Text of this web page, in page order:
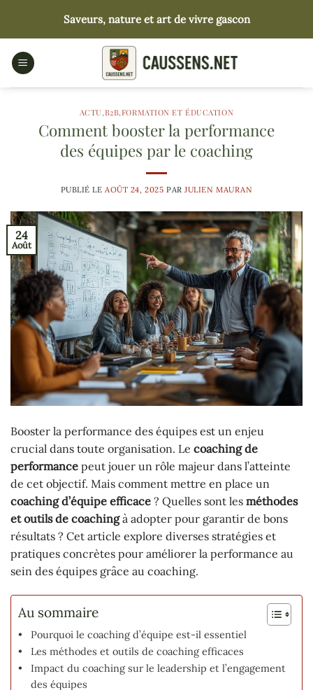
contenu
Saveurs, nature et art de vivre gascon
ACTU,B2B,FORMATION ET ÉDUCATION
Comment booster la performance
des équipes par le coaching
PUBLIÉ LEAOÛT 24, 2025 PAR JULIEN MAURAN
24
Août
Booster la performance des équipes est un enjeu
crucial dans toute organisation. Le coaching de
performance peut jouer un rôle majeur dans l’atteinte
de cet objectif. Mais comment mettre en place un
coaching d’équipe efficace ? Quelles sont les méthodes
et outils de coachingà adopter pour garantir de bons
résultats ? Cet article explore diverses stratégies et
pratiques concrètes pour améliorer la performance au
sein des équipes grâce au coaching.
Au sommaire
Pourquoi le coaching d’équipe est-il essentiel
Les méthodes et outils de coaching efficaces
Impact du coaching sur le leadership et l’engagement
des équipes